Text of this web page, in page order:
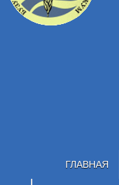
ГЛАВНАЯ